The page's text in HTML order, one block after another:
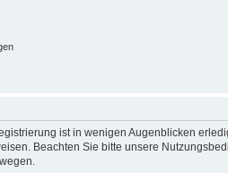
ist in wenigen Augenblicken
Beachten Sie bitte unsere